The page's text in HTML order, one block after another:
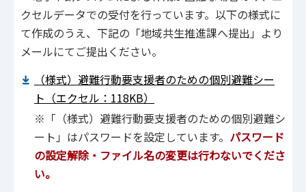
クセルデータでの受付を行っています。以下の様式に
て作成のうえ、下記の「地域共生推進課へ提出」より
メールにてご提出ください。
（様式）避難行動要支援者のための個別避難シー
ト（エクセル：118KB）
※「（様式）避難行動要支援者のための個別避難シ
ート」はパスワードを設定しています。 パスワード
の設定解除・ファイル名の変更は行わないでくださ
い。